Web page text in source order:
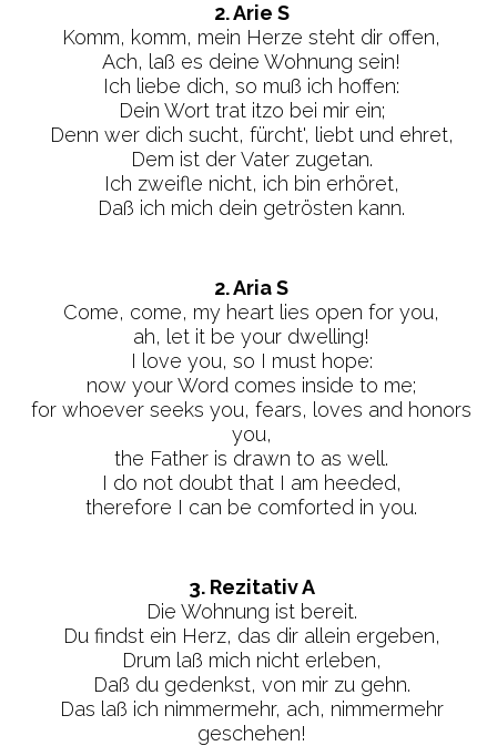
2. Arie S
Komm, komm, mein Herze steht dir offen,
Ach, laß es deine Wohnung sein!
Ich liebe dich, so muß ich hoffen:
Dein Wort trat itzo bei mir ein;
Denn wer dich sucht, fürcht', liebt und ehret,
Dem ist der Vater zugetan.
Ich zweifle nicht, ich bin erhöret,
Daß ich mich dein getrösten kann.
2. Aria S
Come, come, my heart lies open for you,
ah, let it be your dwelling!
I love you, so I must hope:
now your Word comes inside to me;
for whoever seeks you, fears, loves and honors
you,
the Father is drawn to as well.
I do not doubt that I am heeded,
therefore I can be comforted in you.
3. Rezitativ A
Die Wohnung ist bereit.
Du findst ein Herz, das dir allein ergeben,
Drum laß mich nicht erleben,
Daß du gedenkst, von mir zu gehn.
Das laß ich nimmermehr, ach, nimmermehr
geschehen!